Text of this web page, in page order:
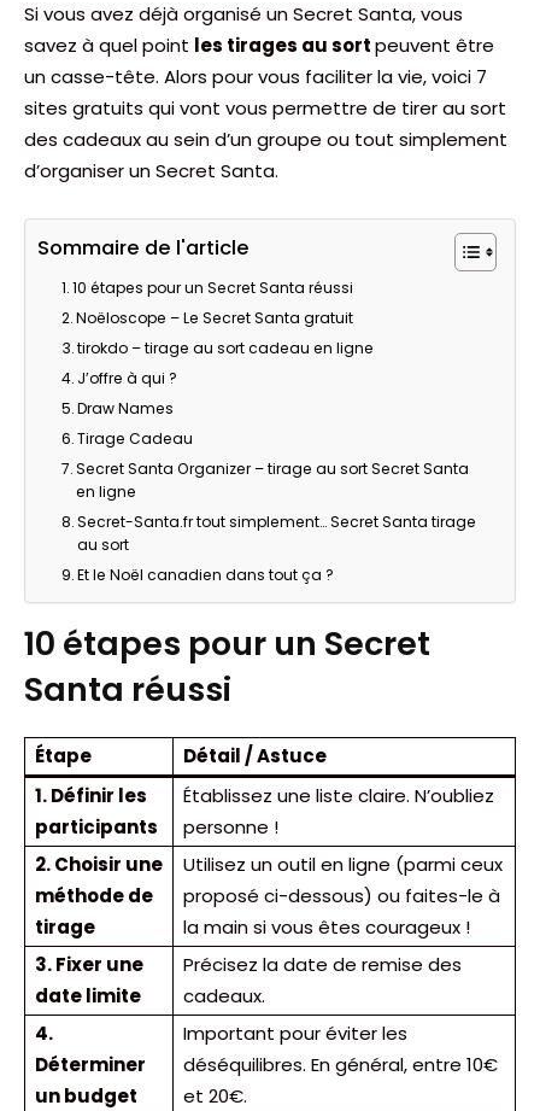
Si vous avez déjà organisé un Secret Santa, vous
savez à quel point les tirages au sortpeuvent être
un casse-tête. Alors pour vous faciliter la vie, voici 7
sites gratuits qui vont vous permettre de tirer au sort
des cadeaux au sein d’un groupe ou tout simplement
d’organiser un Secret Santa.
Sommaire de l'article
10 étapes pour un Secret Santa réussi
Noëloscope – Le Secret Santa gratuit
tirokdo – tirage au sort cadeau en ligne
J’offre à qui ?
Draw Names
Tirage Cadeau
Secret Santa Organizer – tirage au sort Secret Santa
en ligne
Secret-Santa.fr tout simplement… Secret Santa tirage
au sort
Et le Noël canadien dans tout ça ?
10 étapes pour un Secret
Santa réussi
Étape
Détail / Astuce
1. Définir les
participants
Établissez une liste claire. N’oubliez
personne !
2. Choisir une
méthode de
tirage
Utilisez un outil en ligne (parmi ceux
proposé ci-dessous) ou faites-le à
la main si vous êtes courageux !
3. Fixer une
date limite
Précisez la date de remise des
cadeaux.
4.
Déterminer
un budget
Important pour éviter les
déséquilibres. En général, entre 10€
et 20€.